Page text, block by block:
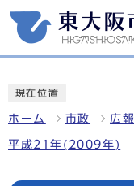
現在位置
ホーム 市政 広報
平成21年(2009年)